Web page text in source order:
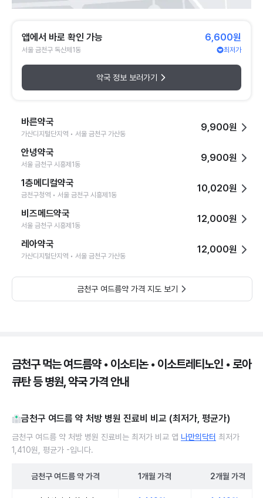
앱에서 바로 확인 가능
서울 금천구 독산제1동
6,600원
최저가
약국 정보 보러가기
바른약국
가산디지털단지역 • 서울 금천구 가산동
9,900원
안녕약국
서울 금천구 시흥제1동
9,900원
1층메디컬약국
금천구청역 • 서울 금천구 시흥제1동
10,020원
비즈메드약국
서울 금천구 시흥제1동
12,000원
레아약국
가산디지털단지역 • 서울 금천구 가산동
12,000원
금천구 여드름약 가격 지도 보기
금천구 먹는 여드름약 • 이소티논 • 이소트레티노인 • 로아
큐탄 등 병원, 약국 가격 안내
금천구 여드름 약 처방 병원 진료비 비교 (최저가, 평균가)
금천구 여드름 약 처방 병원 진료비는 최저가 비교 앱 나만의닥터 최저가
1,410원, 평균가 -입니다.
금천구 여드름 약가격 1개월 가격 2개월 가격